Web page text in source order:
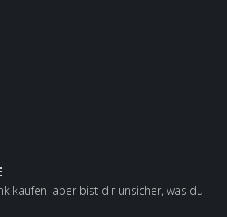
kaufen, aber bist dir unsicher, was du